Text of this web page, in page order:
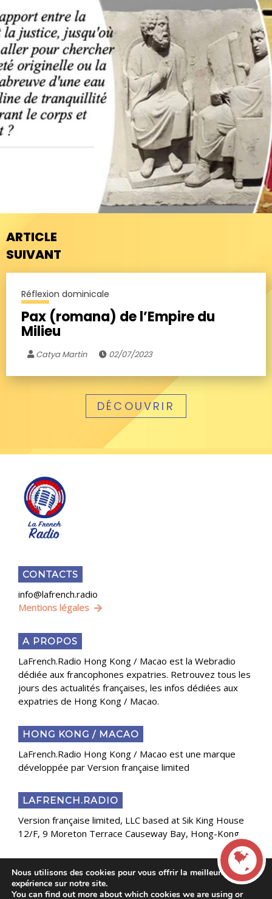
ARTICLE
SUIVANT
Réflexion dominicale
Pax (romana) de l’Empire du
Milieu
Catya Martin 02/07/2023
DÉCOUVRIR
CONTACTS
info@lafrench.radio
Mentions légales
A PROPOS
LaFrench.Radio Hong Kong / Macao est la Webradio
dédiée aux francophones expatries. Retrouvez tous les
jours des actualités françaises, les infos dédiées aux
expatries de Hong Kong / Macao.
HONG KONG / MACAO
LaFrench.Radio Hong Kong / Macao est une marque
développée par Version française limited
LAFRENCH.RADIO
Version française limited, LLC based at Sik King House
12/F, 9 Moreton Terrace Causeway Bay, Hong-Kong
Copyright 2025 Presse Généraliste des Français de
l’Étranger
Nous utilisons des cookies pour vous offrir la meilleure
expérience sur notre site.
You can find out more about which cookies we are using or